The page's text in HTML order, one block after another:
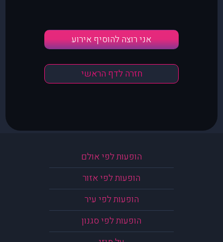
אני רוצה להוסיף אירוע
חזרה לדף הראשי
הופעות לפי אולם
הופעות לפי אזור
הופעות לפי עיר
הופעות לפי סגנון